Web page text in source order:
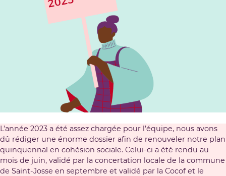
L’année 2023 a été assez chargée pour l’équipe, nous avons
dû rédiger une énorme dossier afin de renouveler notre plan
quinquennal en cohésion sociale. Celui-ci a été rendu au
mois de juin, validé par la concertation locale de la commune
de Saint-Josse en septembre et validé par la Cocof et le